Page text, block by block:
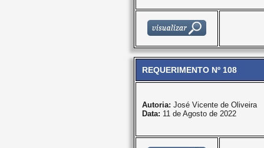
REQUERIMENTO Nº 108
Autoria: José Vicente de Oliveira
Data: 11 de Agosto de 2022